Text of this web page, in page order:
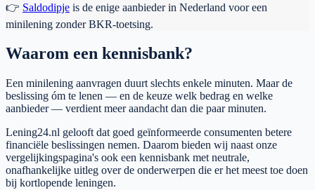
👉 Saldodipje is de enige aanbieder in Nederland voor een
minilening zonder BKR-toetsing.
Waarom een kennisbank?
Een minilening aanvragen duurt slechts enkele minuten. Maar de
beslissing óm te lenen — en de keuze welk bedrag en welke
aanbieder — verdient meer aandacht dan die paar minuten.
Lening24.nl gelooft dat goed geïnformeerde consumenten betere
financiële beslissingen nemen. Daarom bieden wij naast onze
vergelijkingspagina's ook een kennisbank met neutrale,
onafhankelijke uitleg over de onderwerpen die er het meest toe doen
bij kortlopende leningen.